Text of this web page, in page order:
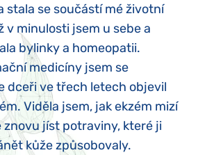
stala se součástí mé životní
v minulosti jsem u sebe a
bylinky a homeopatii.
medicíny jsem se
dceři ve třech letech objevil
Viděla jsem, jak ekzém mizí
znovu jíst potraviny, které ji
kůže způsobovaly.